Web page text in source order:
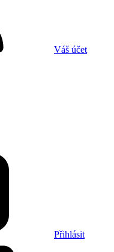
Váš účet
Přihlásit